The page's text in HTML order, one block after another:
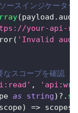
インジケーター
(payload . aud
your-api-
( 'Invalid
スコープを確認
,
as string) ?.
scope) => scopes